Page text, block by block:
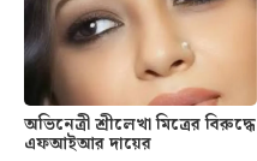
অভিনেত্রী শ্রীলেখা মিত্রের বিরুদ্ধে
এফআইআর দায়ের